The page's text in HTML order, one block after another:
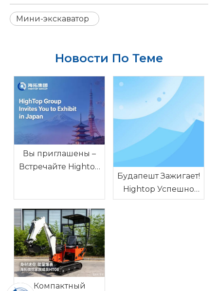
Мини-экскаватор
Новости По Теме
Вы приглашены –
Встречайте Hightop
Будапешт Зажигает!
Hightop Успешно
Завершил Выставку
Компактный